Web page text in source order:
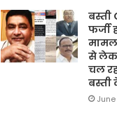
बस्ती
फर्जी
से
चल